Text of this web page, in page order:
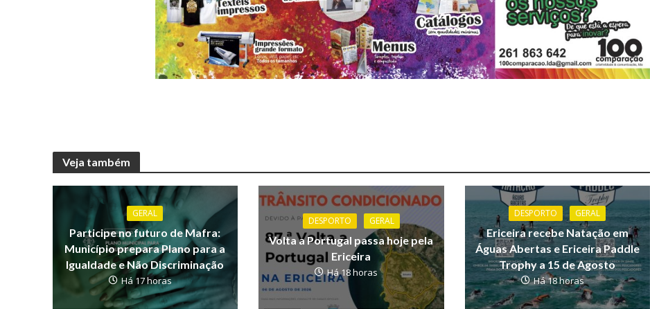
Veja também
GERAL
Participe no futuro de Mafra:
Município prepara Plano para a
Igualdade e Não Discriminação
Há 17 horas
DESPORTO GERAL
Volta a Portugal passa hoje pela
Ericeira
Há 18 horas
DESPORTO GERAL
Ericeira recebe Natação em
Águas Abertas e Ericeira Paddle
Trophy a 15 de Agosto
Há 18 horas